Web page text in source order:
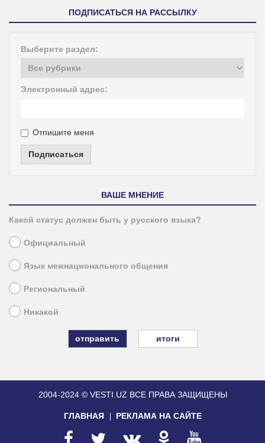
ПОДПИСАТЬСЯ НА РАССЫЛКУ
Выберите раздел:
Электронный адрес:
Отпишите меня
Подписаться
ВАШЕ МНЕНИЕ
Какой статус должен быть у русского языка?
Официальный
Язык межнационального общения
Региональный
Никакой
итоги
2004-2024 © VESTI.UZ ВСЕ ПРАВА ЗАЩИЩЕНЫ
ГЛАВНАЯ РЕКЛАМА НА САЙТЕ